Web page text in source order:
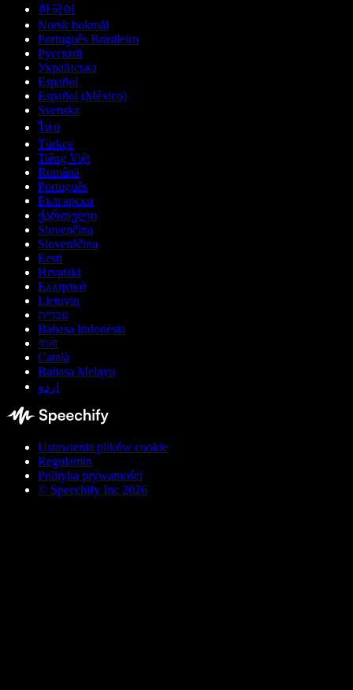
한국어
Norsk bokmål
Português Brasileiro
Русский
Українська
Español
Español (México)
Svenska
ไทย
Türkçe
Tiếng Việt
Română
Português
Български
ქართული
Slovenčina
Slovenščina
Eesti
Hrvatski
Ελληνικά
Lietuvių
עברית
Bahasa Indonesia
বাংলা
Català
Bahasa Melayu
اردو
Ustawienia plików cookie
Regulamin
Polityka prywatności
© Speechify Inc 2026